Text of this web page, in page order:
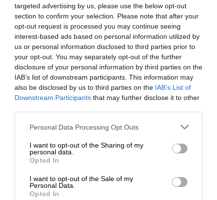
targeted advertising by us, please use the below opt-out
section to confirm your selection. Please note that after your
opt-out request is processed you may continue seeing
interest-based ads based on personal information utilized by
us or personal information disclosed to third parties prior to
your opt-out. You may separately opt-out of the further
disclosure of your personal information by third parties on the
IAB’s list of downstream participants. This information may
also be disclosed by us to third parties on the IAB’s List of
Downstream Participants that may further disclose it to other
Personal Data Processing Opt Outs
I want to opt-out of the Sharing of my
personal data.
Opted In
I want to opt-out of the Sale of my
Personal Data.
Opted In
KATEGORIE
SZYBKI KONTAKT
WAŻNE INFORMACJE
POLECANE
Zapytaj oofertę
Sprzęt HP to dobry wybór. Powiedz nam czego potrzebujesz, a
nasz Doradca przedstawi ofertę.
NAPISZ DO NAS